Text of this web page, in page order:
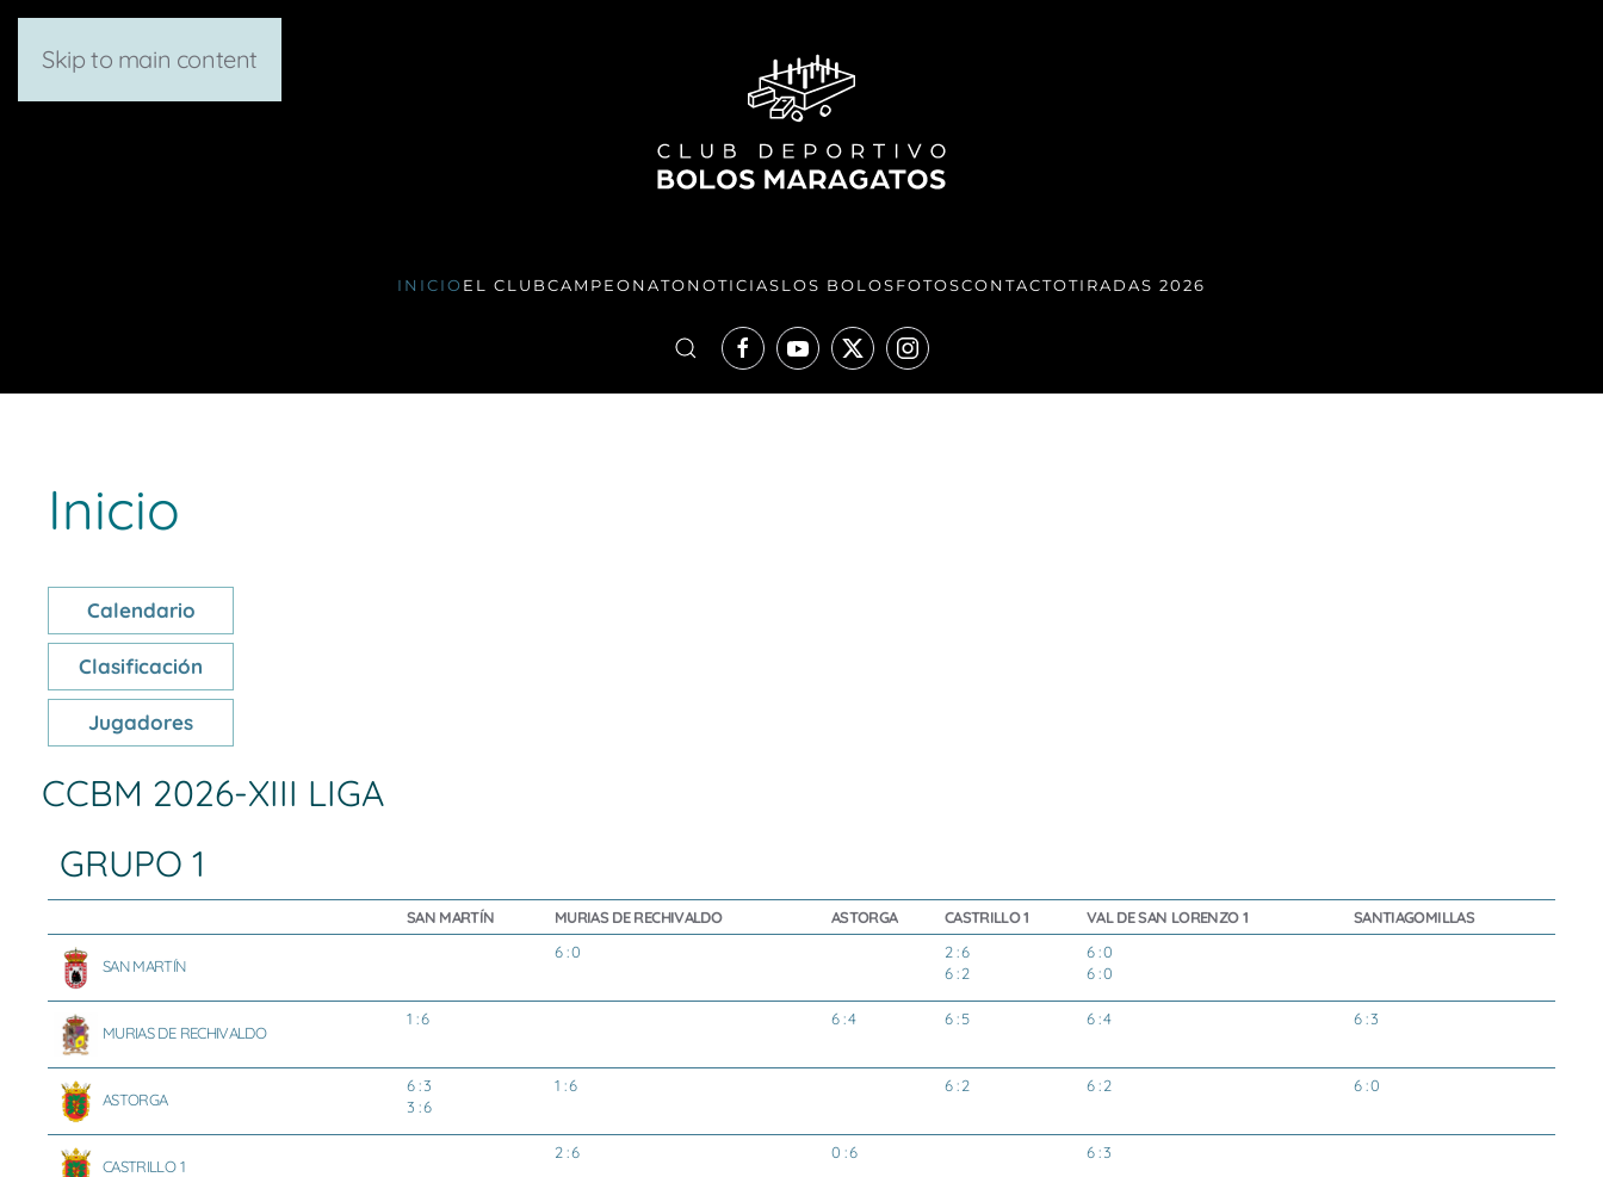
Skip to main content
INICIOEL CLUBCAMPEONATONOTICIASLOS BOLOSFOTOSCONTACTOTIRADAS 2026
Inicio
Calendario
Clasificación
Jugadores
CCBM 2026-XIII LIGA
GRUPO 1
SAN MARTÍN MURIAS DE RECHIVALDO ASTORGA CASTRILLO 1 VAL DE SAN LORENZO 1 SANTIAGOMILLAS
SAN MARTÍN
6 : 0
2 : 6
6 : 2
6 : 0
6 : 0
MURIAS DE RECHIVALDO
1 : 6 6 : 4 6 : 5 6 : 4 6 : 3
ASTORGA
6 : 3
3 : 6
1 : 6 6 : 2 6 : 2 6 : 0
CASTRILLO 1
2 : 6 0 : 6 6 : 3